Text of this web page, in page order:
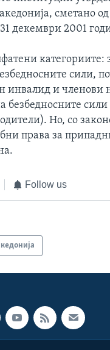
сметано од
декември 2001
категориите:
сили,
инвалид и членови
безбедносните
Но, со
права за
Follow us